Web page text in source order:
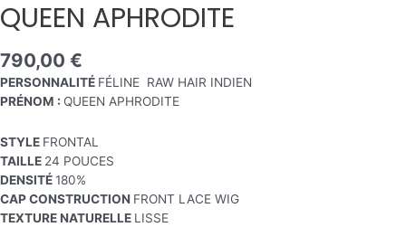
QUEEN APHRODITE
790,00 €
PERSONNALITÉ FÉLINE RAW HAIR INDIEN
PRÉNOM : QUEEN APHRODITE
STYLE FRONTAL
TAILLE 24 POUCES
DENSITÉ180%
CAP CONSTRUCTION FRONT LACE WIG
TEXTURE NATURELLE LISSE